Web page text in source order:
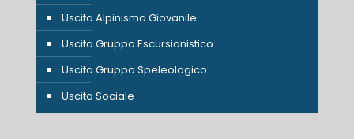
Uscita Alpinismo Giovanile
Uscita Gruppo Escursionistico
Uscita Gruppo Speleologico
Uscita Sociale